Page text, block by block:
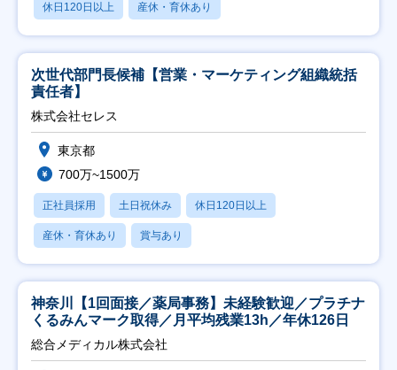
休日120日以上 産休・育休あり
次世代部門長候補【営業・マーケティング組織統括
責任者】
株式会社セレス
東京都
700万~1500万
正社員採用 土日祝休み 休日120日以上
産休・育休あり 賞与あり
神奈川【1回面接／薬局事務】未経験歓迎／プラチナ
くるみんマーク取得／月平均残業13h／年休126日
総合メディカル株式会社